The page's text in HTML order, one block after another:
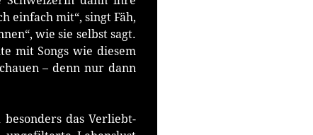
einfach mit“, singt Fäh,
wie sie selbst sagt.
mit Songs wie diesem
– denn nur dann
das Verliebt-